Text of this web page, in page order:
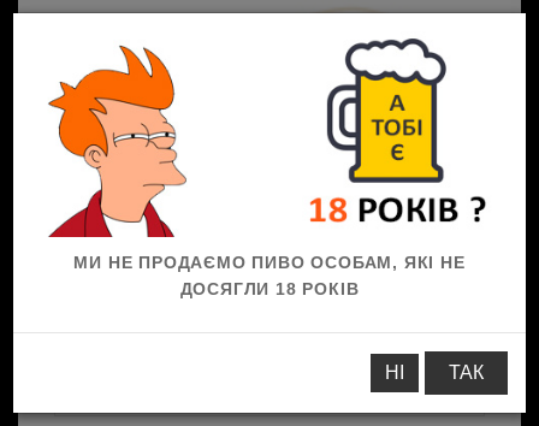
Чипси
Чипси
МИ НЕ ПРОДАЄМО ПИВО ОСОБАМ, ЯКІ НЕ
ДОСЯГЛИ 18 РОКІВ
НІ ТАК